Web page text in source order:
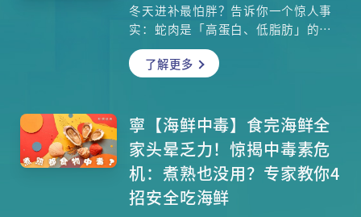
冬天进补最怕胖？告诉你一个惊人事
实：蛇肉是「高蛋白、低脂肪」的王
者，其脂肪含量甚至低于水煮鸡胸
肉！每一百克熟蛇肉，还能提供媲美
蛇羹汤芡，才是热量与钠含量的隐形
杀手。另外中医指出阴虚火旺者吃了
蛇可能适得其反，甚至引发喉痛、鼻
血。本文从中医及营养学角度拆解蛇
肉的真实营养价值，并教你如何聪明
了解更多
寧【海鲜中毒】食完海鲜全
家头晕乏力！惊揭中毒素危
机：煮熟也没用？专家教你4
招安全吃海鲜